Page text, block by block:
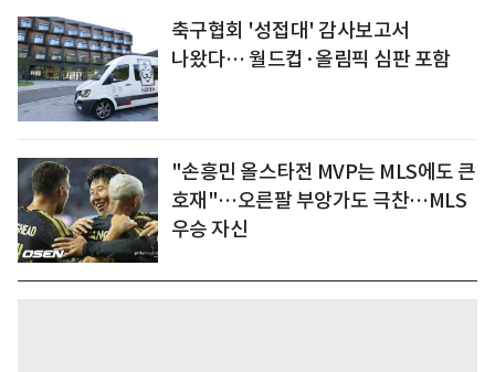
축구협회 '성접대' 감사보고서
나왔다… 월드컵·올림픽 심판 포함
"손흥민 올스타전 MVP는 MLS에도 큰
호재"…오른팔 부앙가도 극찬…MLS
우승 자신